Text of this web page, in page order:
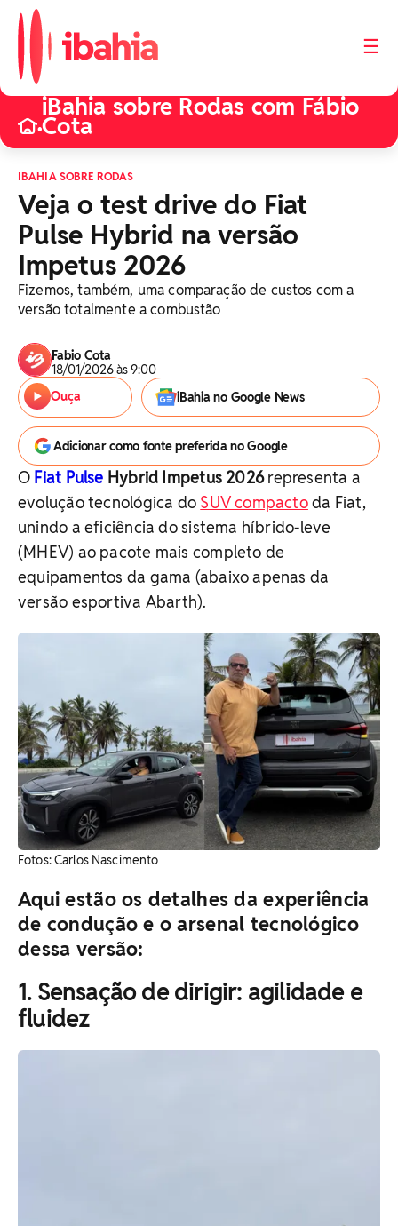
☰
•
iBahia sobre Rodas com Fábio
Cota
IBAHIA SOBRE RODAS
Veja o test drive do Fiat
Pulse Hybrid na versão
Impetus 2026
Fizemos, também, uma comparação de custos com a
versão totalmente a combustão
Fabio Cota
18/01/2026 às 9:00
Ouça
iBahia no Google News
Adicionar como fonte preferida no Google
O Fiat Pulse Hybrid Impetus 2026representa a
evolução tecnológica do SUV compactoda Fiat,
unindo a eficiência do sistema híbrido-leve
(MHEV) ao pacote mais completo de
equipamentos da gama (abaixo apenas da
versão esportiva Abarth).
Fotos: Carlos Nascimento
Aqui estão os detalhes da experiência
de condução e o arsenal tecnológico
dessa versão:
1. Sensação de dirigir: agilidade e
fluidez